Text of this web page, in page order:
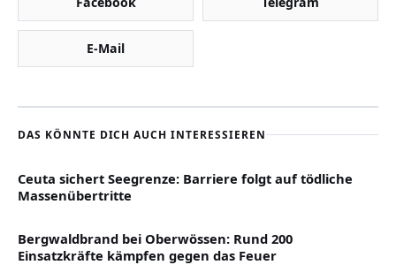
E-Mail
DAS KÖNNTE DICH AUCH INTERESSIEREN
Ceuta sichert Seegrenze: Barriere folgt auf tödliche
Massenübertritte
Bergwaldbrand bei Oberwössen: Rund 200
Einsatzkräfte kämpfen gegen das Feuer